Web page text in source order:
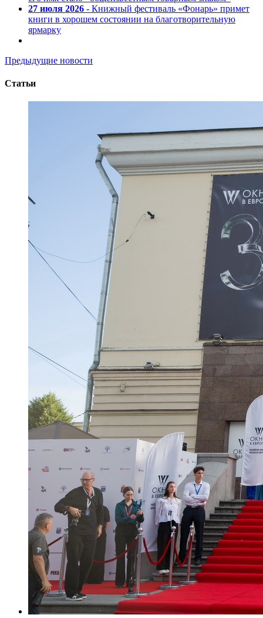
27 июля 2026 - Книжный фестиваль «Фонарь» примет
книги в хорошем состоянии на благотворительную
ярмарку
Предыдущие новости
Статьи